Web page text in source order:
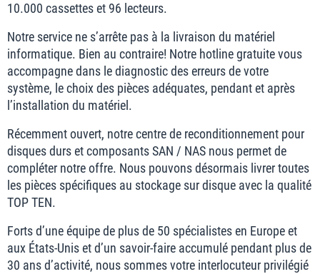
10.000 cassettes et 96 lecteurs.
Notre service ne s’arrête pas à la livraison du matériel
informatique. Bien au contraire! Notre hotline gratuite vous
accompagne dans le diagnostic des erreurs de votre
système, le choix des pièces adéquates, pendant et après
l’installation du matériel.
Récemment ouvert, notre centre de reconditionnement pour
disques durs et composants SAN / NAS nous permet de
compléter notre offre. Nous pouvons désormais livrer toutes
les pièces spécifiques au stockage sur disque avec la qualité
TOP TEN.
Forts d’une équipe de plus de 50 spécialistes en Europe et
aux États-Unis et d’un savoir-faire accumulé pendant plus de
30 ans d’activité, nous sommes votre interlocuteur privilégié